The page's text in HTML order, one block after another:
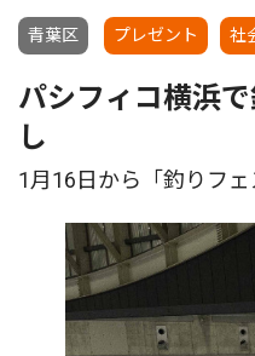
青葉区 プレゼント 社
パシフィコ横浜
し
1月16日から「釣りフェ